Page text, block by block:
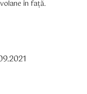
în față.